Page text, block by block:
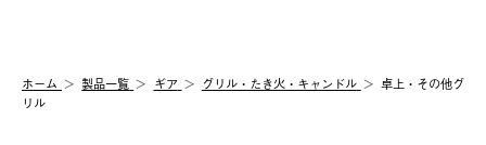
【配送業者】
佐川急便にて配送されます。
一度お手元の商品を返品いただき、ご希望商品を再注文してくだ
ホーム 製品一覧 ギア グリル・たき火・キャンドル
卓上・その他グ
リル